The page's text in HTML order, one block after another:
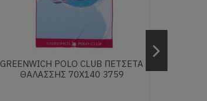
GREENWICH POLO CLUB ΠΕΤΣΕΤΑ
ΘΑΛΑΣΣΗΣ 70Χ140 3759